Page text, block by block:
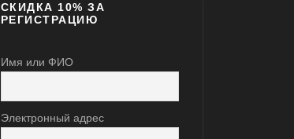
СКИДКА 10% ЗА
РЕГИСТРАЦИЮ
Имя или ФИО
Электронный адрес